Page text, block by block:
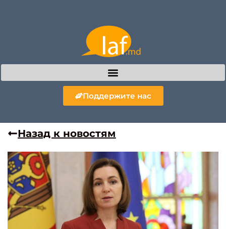
Поддержите нас
Назад к новостям